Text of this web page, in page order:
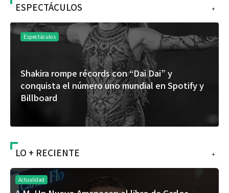
+
ESPECTÁCULOS
Espectáculos
Shakira rompe récords con “Dai Dai” y
conquista el número uno mundial en Spotify y
Billboard
+
LO + RECIENTE
Actualidad